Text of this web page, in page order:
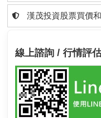
漢茂投資股票買價
線上諮詢 / 行情評